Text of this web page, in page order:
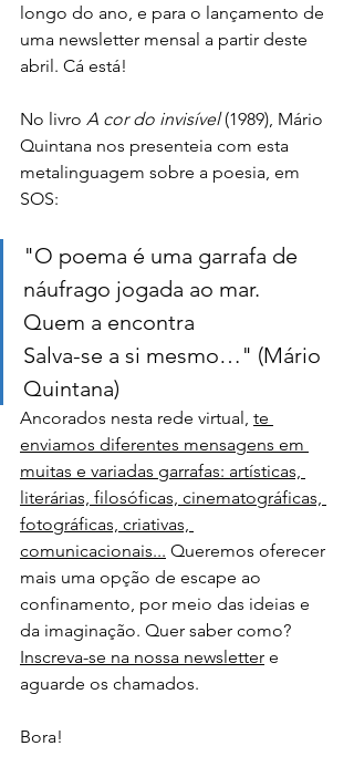
longo do ano, e para o lançamento de
uma newsletter mensal a partir deste
abril. Cá está!
No livro A cor do invisível (1989), Mário
Quintana nos presenteia com esta
metalinguagem sobre a poesia, em
SOS:
"O poema é uma garrafa de
náufrago jogada ao mar.
Quem a encontra
Salva-se a si mesmo…" (Mário
Quintana)
Ancorados nesta rede virtual, te
enviamos diferentes mensagens em
muitas e variadas garrafas: artísticas,
literárias, filosóficas, cinematográficas,
fotográficas, criativas,
comunicacionais... Queremos oferecer
mais uma opção de escape ao
confinamento, por meio das ideias e
da imaginação. Quer saber como?
Inscreva-se na nossa newsletter e
aguarde os chamados.
Bora!